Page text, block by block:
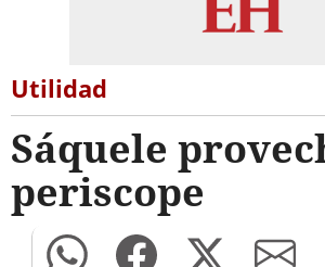
Utilidad
Sáquele
periscope